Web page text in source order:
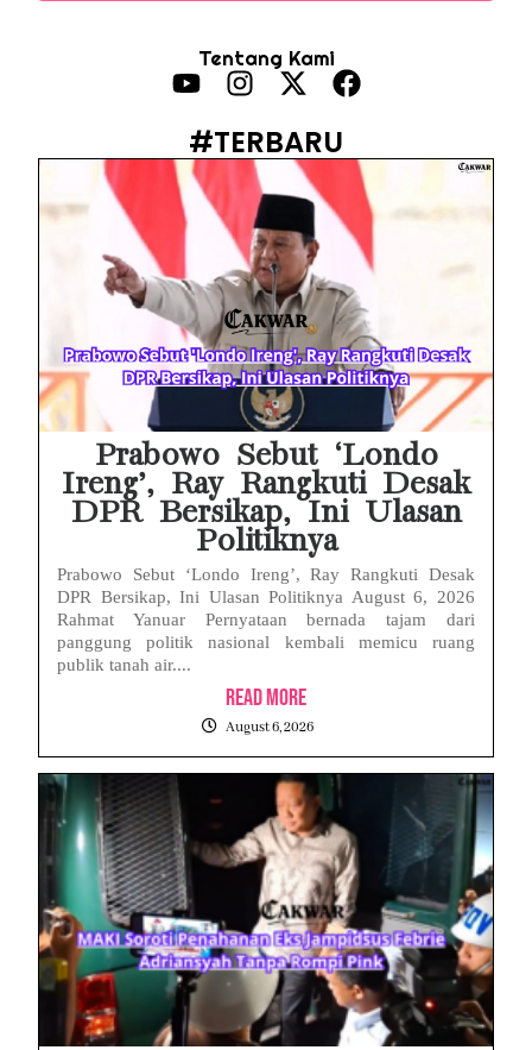
Baterai Apple Watch Cepat Boros? Ini Penyebab dan Cara Mengatasinya
HP Huawei Cepat Panas? Ini Penyebab Utama dan Cara Mengatasinya
HP Realme Kena Air Tidak Bisa Dicas? Jangan Langsung Charge, Ini Solusinya
Eks Jampidsus Febrie Adriansyah Tersangka Korupsi Asabri Tapi Masih Terima Gaji: Mengapa Begitu?
Tentang Kami
#TERBARU
Prabowo Sebut ‘Londo
Ireng’, Ray Rangkuti Desak
DPR Bersikap, Ini Ulasan
Politiknya
Prabowo Sebut ‘Londo Ireng’, Ray Rangkuti Desak
DPR Bersikap, Ini Ulasan Politiknya August 6, 2026
Rahmat Yanuar Pernyataan bernada tajam dari
panggung politik nasional kembali memicu ruang
publik tanah air....
Read More
August 6, 2026